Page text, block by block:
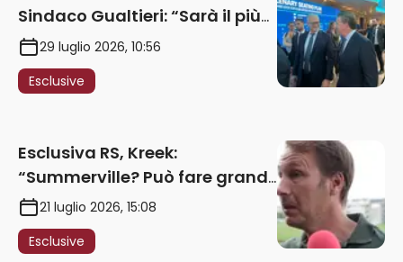
Sindaco Gualtieri: “Sarà il più
iconico del mondo. Assoluta
unità politica. Prima pietra nel
2027. Ricorsi strumentali?
29 luglio 2026, 10:56
Esclusive
Esclusiva RS, Kreek:
“Summerville? Può fare grandi
cose in Serie A. Godts deve
maturare esperienza per
giocare nella Roma”
21 luglio 2026, 15:08
Esclusive